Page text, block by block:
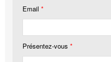
Email *
Présentez-vous *